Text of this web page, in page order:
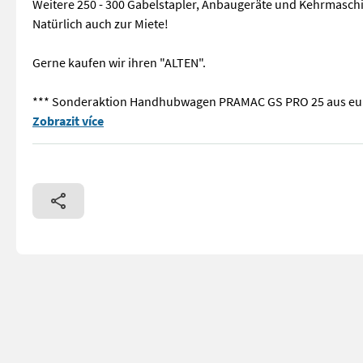
Weitere 250 - 300 Gabelstapler, Anbaugeräte und
Natürlich auch zur Miete!
Gerne kaufen wir ihren "ALTEN".
*** Sonderaktion Handhubwagen PRAMAC GS PRO 25 aus
== Weitere Informationen (DE) == Bei den Betriebsstunden
Zobrazit více